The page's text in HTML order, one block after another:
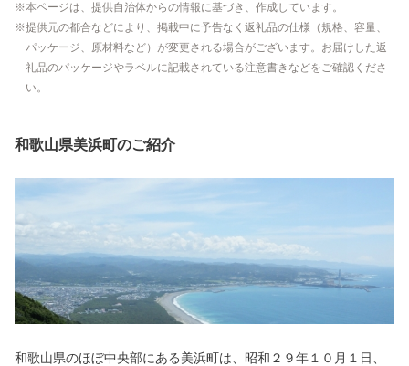
本ページは、提供自治体からの情報に基づき、作成しています。
提供元の都合などにより、掲載中に予告なく返礼品の仕様（規格、容量、
パッケージ、原材料など）が変更される場合がございます。お届けした返
礼品のパッケージやラベルに記載されている注意書きなどをご確認くださ
い。
和歌山県美浜町のご紹介
和歌山県のほぼ中央部にある美浜町は、昭和２９年１０月１日、